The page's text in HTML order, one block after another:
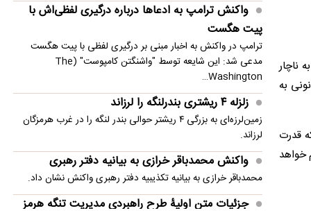
ناچار
به
قدرت
به‌وجود آمده دقیقاً همان نقطه‌ای است که سرنوشت حقوق ۱۴۰۵ را رقم خواهد
واکنش ترامپ به ادعاها درباره درگیری لفظی‌اش با
پیت هگست
ترامپ در واکنش به اخبار مبنی بر درگیری لفظی با پیت هگست
مدعی شد: این شایعه توسط "واشنگتن کامپوست" (The
Washington…
زلزله ۴ ریشتری بندرلنگه را لرزاند
زمین‌لرزه‌ای به بزرگی ۴ ریشتر حوالی بندر لنگه را در غرب هرمزگان
لرزاند.
واکنش محمدباقر خرازی به بیانیه دفتر رهبری
محمدباقر خرازی به بیانیه تکذیبیه دفتر رهبری واکنش نشان داد.
جزئیات متن اولیۀ طرح راهبردی مدیریت تنگه هرمز